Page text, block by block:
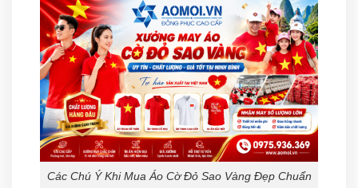
Các Chú Ý Khi Mua Áo Cờ Đỏ Sao Vàng Đẹp Chuẩn